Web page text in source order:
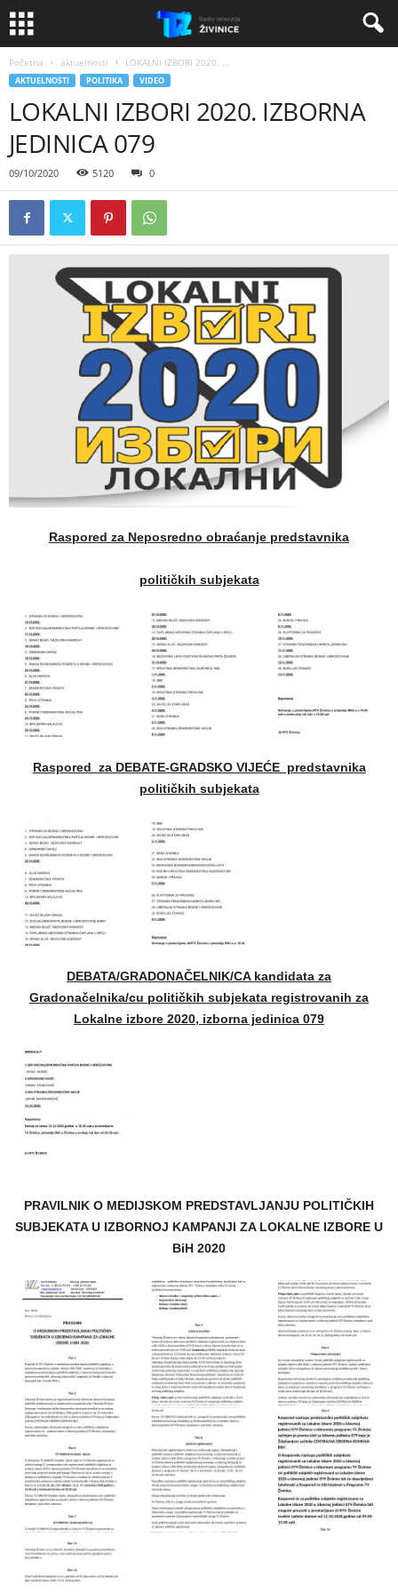
Početna aktuelnosti LOKALNI IZBORI 2020. ...
AKTUELNOSTI POLITIKA VIDEO
LOKALNI IZBORI 2020. IZBORNA
JEDINICA 079
09/10/2020 5120 0
Raspored za Neposredno obraćanje predstavnika
političkih subjekata
Raspored za DEBATE-GRADSKO VIJEĆE predstavnika
političkih subjekata
DEBATA/GRADONAČELNIK/CA kandidata za
Gradonačelnika/cu političkih subjekata registrovanih za
Lokalne izbore 2020, izborna jedinica 079
PRAVILNIK O MEDIJSKOM PREDSTAVLJANJU POLITIČKIH
SUBJEKATA U IZBORNOJ KAMPANJI ZA LOKALNE IZBORE U
BiH 2020